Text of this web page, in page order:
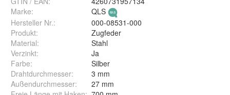
Marke:
QLS
Hersteller Nr.:
000-08531-000
Produkt:
Zugfeder
Material:
Stahl
Verzinkt:
Ja
Farbe:
Silber
Drahtdurchmesser:
3 mm
Außendurchmesser:
27 mm